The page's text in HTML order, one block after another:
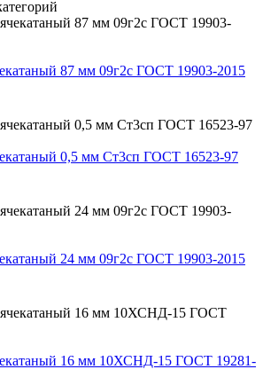
87 мм 09г2с ГОСТ 19903-2015
0,5 мм Ст3сп ГОСТ 16523-97
24 мм 09г2с ГОСТ 19903-2015
16 мм 10ХСНД-15 ГОСТ 19281-